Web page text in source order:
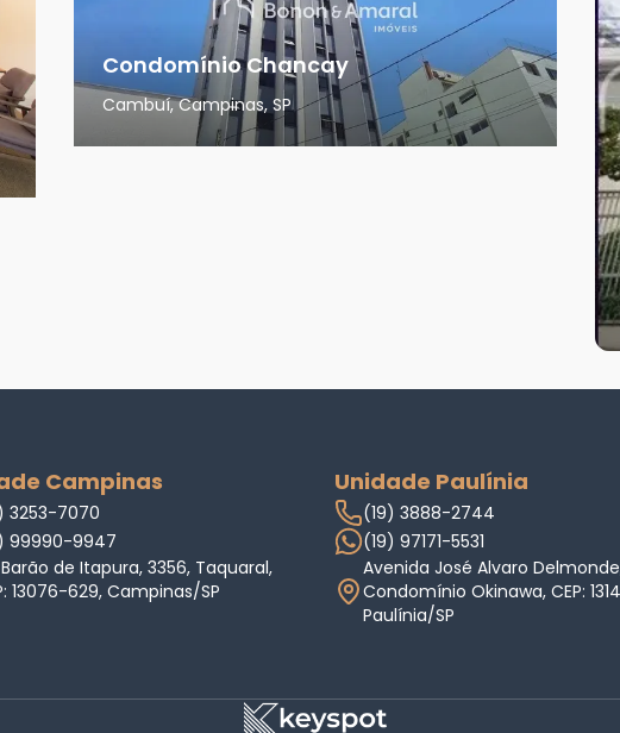
Condomínio Chancay
Cambuí, Campinas, SP
Campinas
3253-7070
99990-9947
de Itapura, 3356, Taquaral,
13076-629, Campinas/SP
Unidade Paulínia
(19) 3888-2744
(19) 97171-5531
Avenida José Alvaro
Condomínio Okinawa, CEP:
Paulínia/SP